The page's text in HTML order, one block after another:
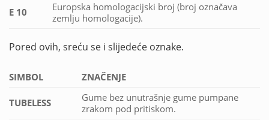
E 10
Europska homologacijski broj (broj označava
zemlju homologacije).
Pored ovih, sreću se i slijedeće oznake.
SIMBOL ZNAČENJE
TUBELESS
Gume bez unutrašnje gume pumpane
zrakom pod pritiskom.